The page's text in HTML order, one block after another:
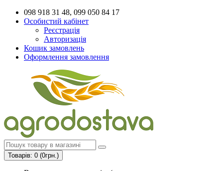
098 918 31 48, 099 050 84 17
Особистий кабінет
Реєстрація
Авторизація
Кошик замовлень
Оформлення замовлення
Товарів: 0 (0грн.)